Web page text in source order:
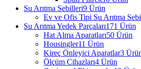
Su Arıtma Sebilleri9 Ürün
Ev ve Ofis Tipi Su Arıtma
Su Arıtma Yedek Parçaları171 Ürün
Hat Alma Aparatları50 Ürün
Housingler11 Ürün
Kireç Önleyici Aparatlar3
Ölçüm Cihazları4 Ürün